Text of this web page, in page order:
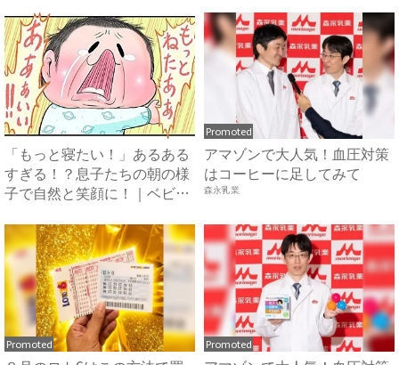
「もっと寝たい！」あるある
すぎる！？息子たちの朝の様
子で自然と笑顔に！｜ベビー
Promoted
アマゾンで大人気！血圧対策
はコーヒーに足してみて
森永乳業
Promoted Promoted